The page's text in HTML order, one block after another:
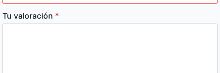
Tu valoración *